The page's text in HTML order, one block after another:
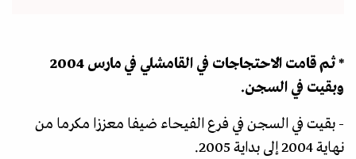
* ثم قامت الاحتجاجات في القامشلي في مارس 2004
وبقيت في السجن.
- بقيت في السجن في فرع الفيحاء ضيفا معززا مكرما من
نهاية 2004 إلى بداية 2005.